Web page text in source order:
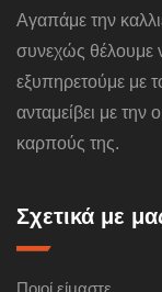
Αγαπάμε την
συνεχώς θέλουμε
εξυπηρετούμε με
ανταμείβει με την
καρπούς της.
Σχετικά με
Ποιοί είμαστε